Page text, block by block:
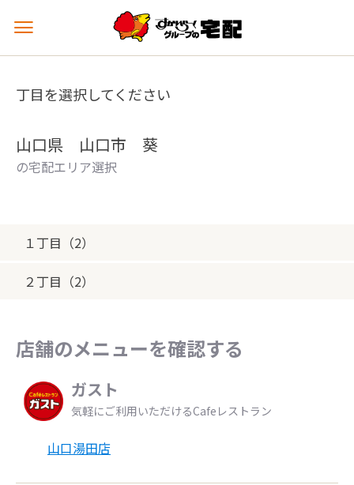
メ
ュ
を
丁目を選択してください
山口県 山口市 葵
の宅配エリア選択
１丁目（2）
２丁目（2）
店舗のメニューを確認する
ガスト
気軽にご利用いただけるCafeレストラン
山口湯田店